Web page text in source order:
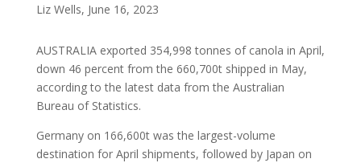
Liz Wells, June 16, 2023
AUSTRALIA exported 354,998 tonnes of canola in April,
down 46 percent from the 660,700t shipped in May,
according to the latest data from the Australian
Bureau of Statistics.
Germany on 166,600t was the largest-volume
destination for April shipments, followed by Japan on